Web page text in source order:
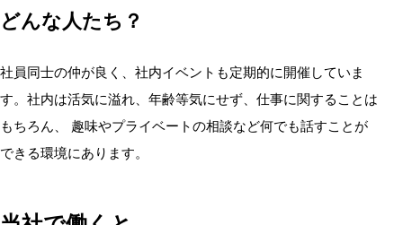
どんな人たち？
社員同士の仲が良く、社内イベントも定期的に開催していま
す。社内は活気に溢れ、年齢等気にせず、仕事に関することは
もちろん、 趣味やプライベートの相談など何でも話すことが
できる環境にあります。